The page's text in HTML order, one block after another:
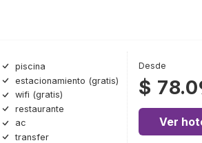
piscina
estacionamiento (gratis)
wifi (gratis)
restaurante
ac
transfer
Desde
$
Ver